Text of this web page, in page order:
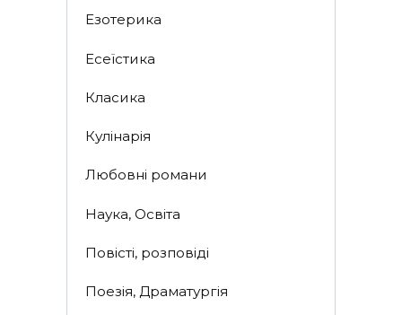
Езотерика
Есеїстика
Класика
Кулінарія
Любовні романи
Наука, Освіта
Повісті, розповіді
Поезія, Драматургія